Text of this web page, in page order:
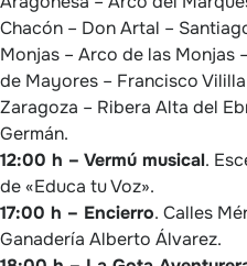
Chacón – Don Artal –
Monjas – Arco de las Monjas
de Mayores – Francisco
Zaragoza – Ribera Alta del
Germán.
12:00 h – Vermú musical.
de «Educa tu Voz».
17:00 h – Encierro. Calles
Ganadería Alberto Álvarez.